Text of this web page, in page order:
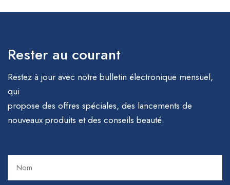
Rester au courant
Restez à jour avec notre bulletin électronique mensuel,
qui
propose des offres spéciales, des lancements de
nouveaux produits et des conseils beauté.